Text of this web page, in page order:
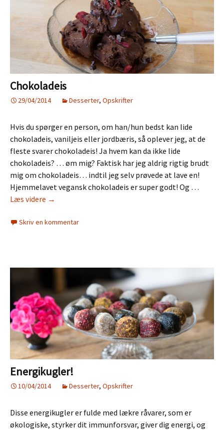
Chokoladeis
29/04/2014 Desserter, Opskrifter
Hvis du spørger en person, om han/hun bedst kan lide
chokoladeis, vaniljeis eller jordbæris, så oplever jeg, at de
fleste svarer chokoladeis! Ja hvem kan da ikke lide
chokoladeis? … øm mig? Faktisk har jeg aldrig rigtig brudt
mig om chokoladeis… indtil jeg selv prøvede at lave en!
Hjemmelavet vegansk chokoladeis er super godt! Og …
Læs videre Chokoladeis
→
Skriv en kommentar
Energikugler!
10/04/2014 Desserter, Opskrifter
Disse energikugler er fulde med lækre råvarer, som er
økologiske, styrker dit immunforsvar, giver dig energi, og